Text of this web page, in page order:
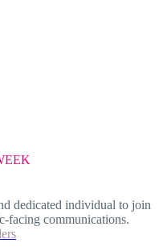
dedicated individual to join
facing communications.